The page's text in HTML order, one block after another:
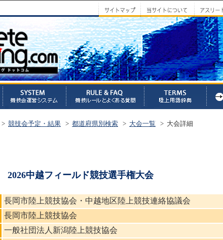
> 競技会予定・結果 > 都道府県別検索 > 大会一覧 > 大会詳細
2026中越フィールド競技選手権大会
長岡市陸上競技協会・中越地区陸上競技連絡協議会
長岡市陸上競技協会
一般社団法人新潟陸上競技協会